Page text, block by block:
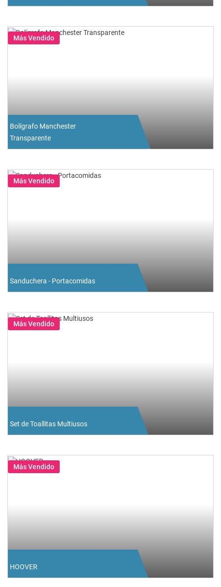
Más Vendido
Bolígrafo Manchester
Transparente
Más Vendido
Sanduchera - Portacomidas
Más Vendido
Set de Toallitas Multiusos
Más Vendido
HOOVER